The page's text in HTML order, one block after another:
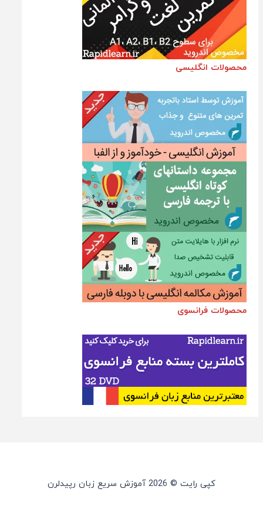
محصولات انگلیسی
محصولات فرانسوی
کپی رایت © 2026 آموزش سریع زبان رپیدلرن